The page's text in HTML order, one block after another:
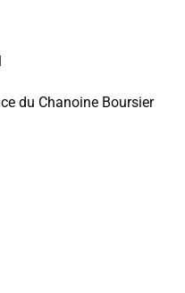
du Chanoine Boursier